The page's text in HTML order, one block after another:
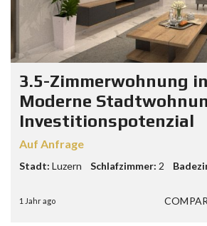
3.5-Zimmerwohnung
Moderne
Investitionspotenzial
Auf Anfrage
Stadt: Luzern Schlafzimmer: 2
1 Jahr ago